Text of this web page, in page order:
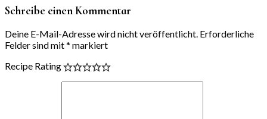
Schreibe einen Kommentar
Deine E-Mail-Adresse wird nicht veröffentlicht. Erforderliche
Felder sind mit* markiert
Recipe Rating